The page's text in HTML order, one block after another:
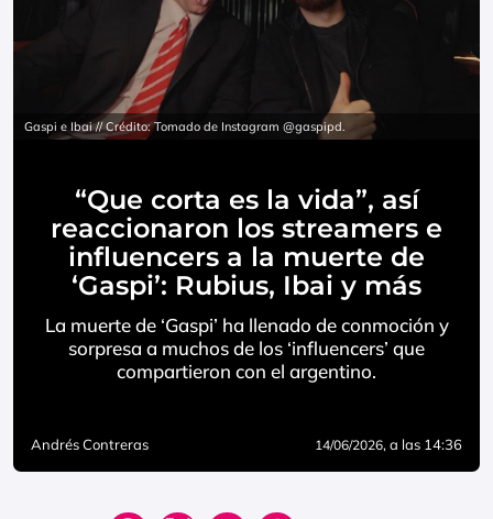
Gaspi e Ibai // Crédito: Tomado de Instagram @gaspipd.
“Que corta es la vida”, así
reaccionaron los streamers e
influencers a la muerte de
‘Gaspi’: Rubius, Ibai y más
La muerte de ‘Gaspi’ ha llenado de conmoción y
sorpresa a muchos de los ‘influencers’ que
compartieron con el argentino.
Andrés Contreras 14/06/2026, a las 14:36